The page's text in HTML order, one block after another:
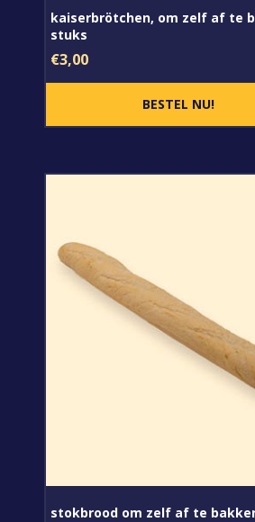
kaiserbrötchen, om zelf af te
stuks
€3,00
stokbrood om zelf af te